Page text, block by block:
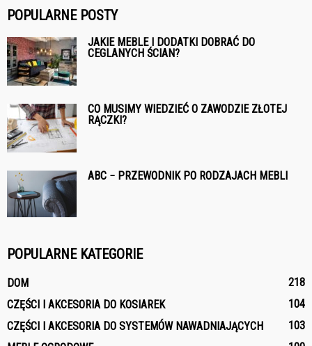
POPULARNE POSTY
JAKIE MEBLE I DODATKI DOBRAĆ DO
CEGLANYCH ŚCIAN?
CO MUSIMY WIEDZIEĆ O ZAWODZIE ZŁOTEJ
RĄCZKI?
ABC − PRZEWODNIK PO RODZAJACH MEBLI
POPULARNE KATEGORIE
DOM
218
CZĘŚCI I AKCESORIA DO KOSIAREK
104
CZĘŚCI I AKCESORIA DO SYSTEMÓW NAWADNIAJĄCYCH
103